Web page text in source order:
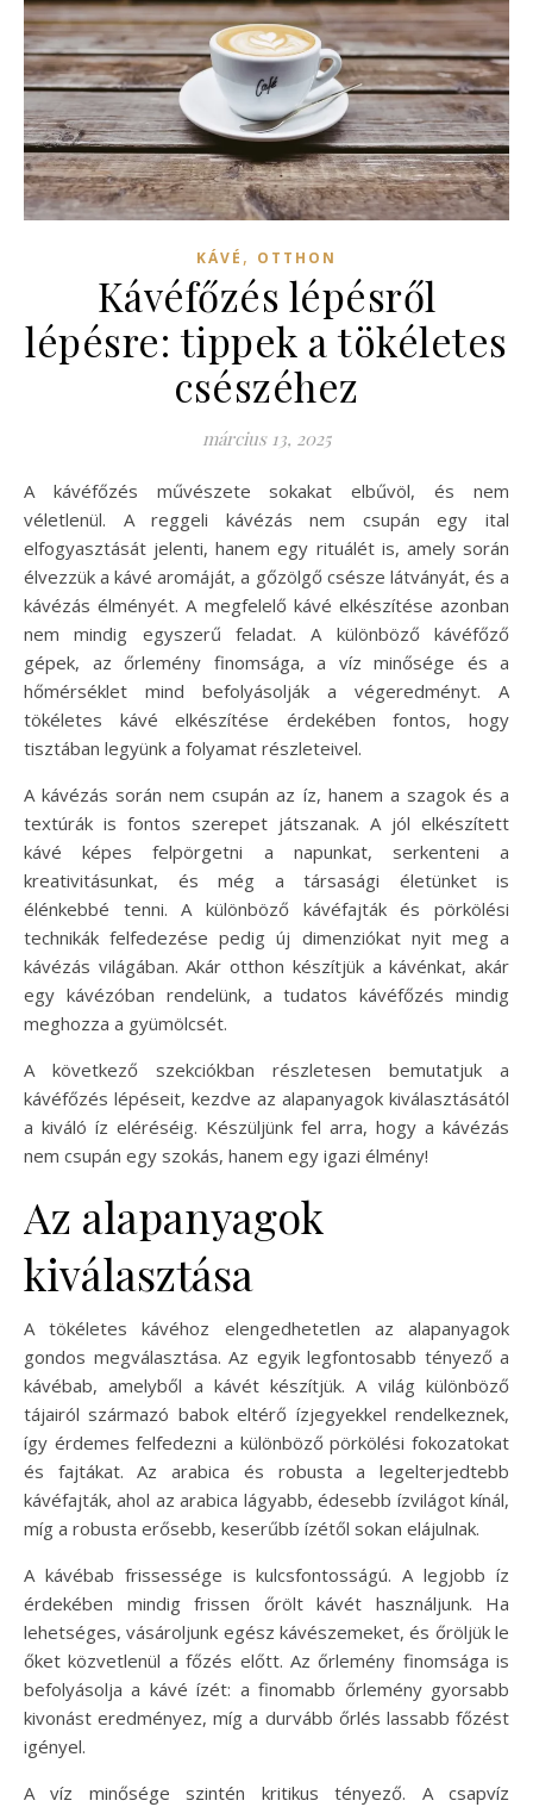
KÁVÉ , OTTHON
Kávéfőzés lépésről
lépésre: tippek a tökéletes
csészéhez
március 13, 2025
A kávéfőzés művészete sokakat elbűvöl, és nem
véletlenül. A reggeli kávézás nem csupán egy ital
elfogyasztását jelenti, hanem egy rituálét is, amely során
élvezzük a kávé aromáját, a gőzölgő csésze látványát, és a
kávézás élményét. A megfelelő kávé elkészítése azonban
nem mindig egyszerű feladat. A különböző kávéfőző
gépek, az őrlemény finomsága, a víz minősége és a
hőmérséklet mind befolyásolják a végeredményt. A
tökéletes kávé elkészítése érdekében fontos, hogy
tisztában legyünk a folyamat részleteivel.
A kávézás során nem csupán az íz, hanem a szagok és a
textúrák is fontos szerepet játszanak. A jól elkészített
kávé képes felpörgetni a napunkat, serkenteni a
kreativitásunkat, és még a társasági életünket is
élénkebbé tenni. A különböző kávéfajták és pörkölési
technikák felfedezése pedig új dimenziókat nyit meg a
kávézás világában. Akár otthon készítjük a kávénkat, akár
egy kávézóban rendelünk, a tudatos kávéfőzés mindig
meghozza a gyümölcsét.
A következő szekciókban részletesen bemutatjuk a
kávéfőzés lépéseit, kezdve az alapanyagok kiválasztásától
a kiváló íz eléréséig. Készüljünk fel arra, hogy a kávézás
nem csupán egy szokás, hanem egy igazi élmény!
Az alapanyagok
kiválasztása
A tökéletes kávéhoz elengedhetetlen az alapanyagok
gondos megválasztása. Az egyik legfontosabb tényező a
kávébab, amelyből a kávét készítjük. A világ különböző
tájairól származó babok eltérő ízjegyekkel rendelkeznek,
így érdemes felfedezni a különböző pörkölési fokozatokat
és fajtákat. Az arabica és robusta a legelterjedtebb
kávéfajták, ahol az arabica lágyabb, édesebb ízvilágot kínál,
míg a robusta erősebb, keserűbb ízétől sokan elájulnak.
A kávébab frissessége is kulcsfontosságú. A legjobb íz
érdekében mindig frissen őrölt kávét használjunk. Ha
lehetséges, vásároljunk egész kávészemeket, és őröljük le
őket közvetlenül a főzés előtt. Az őrlemény finomsága is
befolyásolja a kávé ízét: a finomabb őrlemény gyorsabb
kivonást eredményez, míg a durvább őrlés lassabb főzést
igényel.
A víz minősége szintén kritikus tényező. A csapvíz